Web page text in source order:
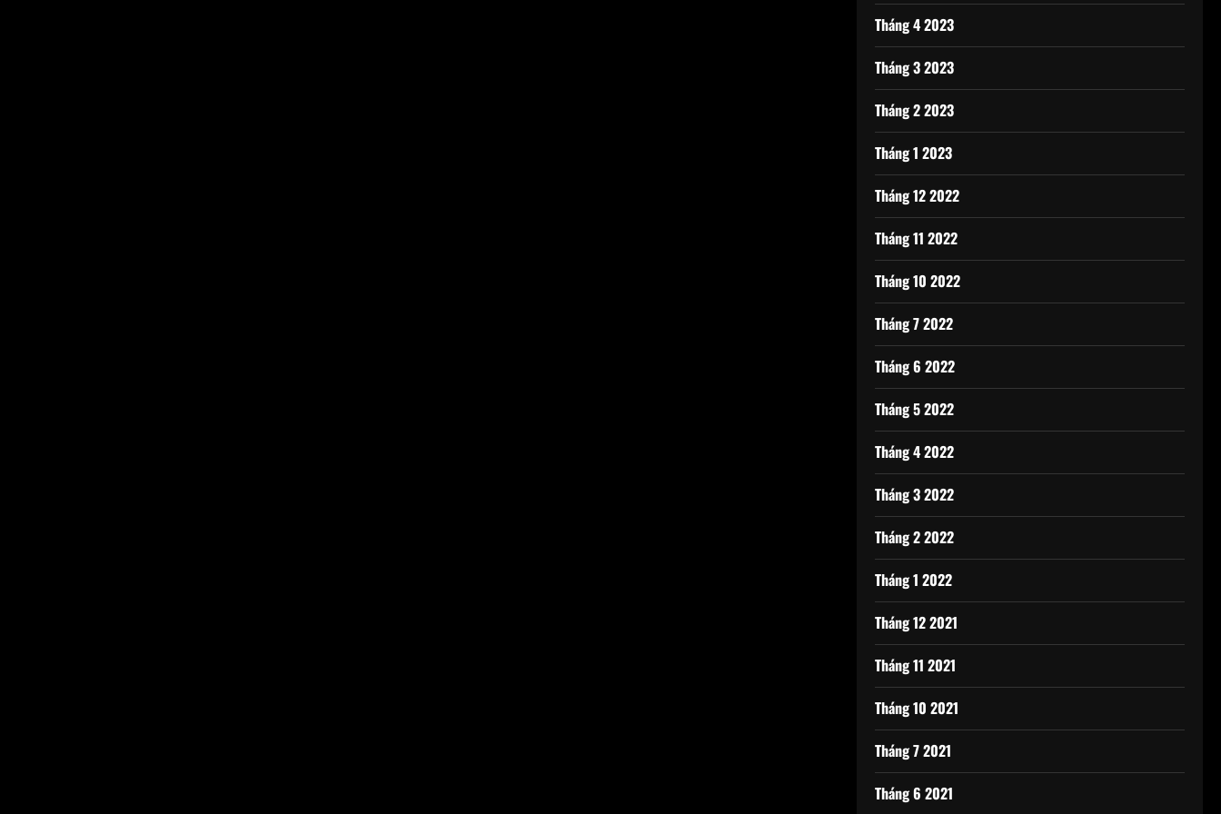
Tháng 4 2023
Tháng 3 2023
Tháng 2 2023
Tháng 1 2023
Tháng 12 2022
Tháng 11 2022
Tháng 10 2022
Tháng 7 2022
Tháng 6 2022
Tháng 5 2022
Tháng 4 2022
Tháng 3 2022
Tháng 2 2022
Tháng 1 2022
Tháng 12 2021
Tháng 11 2021
Tháng 10 2021
Tháng 7 2021
Tháng 6 2021